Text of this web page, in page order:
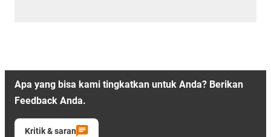
Apa yang bisa kami tingkatkan untuk Anda? Berikan
Feedback Anda.
Kritik & saran